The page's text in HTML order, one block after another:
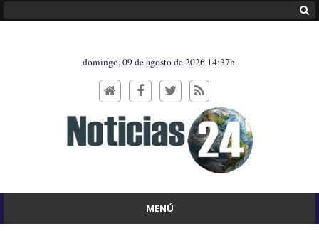
domingo, 09 de agosto de 2026 14:37h.
MENÚ